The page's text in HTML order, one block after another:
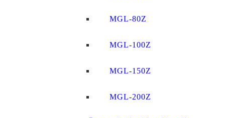
MGL-80Z
MGL-100Z
MGL-150Z
MGL-200Z